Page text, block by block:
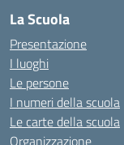
La Scuola
Presentazione
I luoghi
Le persone
I numeri della scuola
Le carte della scuola
Organizzazione